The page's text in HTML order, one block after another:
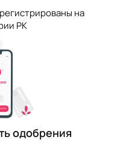
на
РК
одобрения